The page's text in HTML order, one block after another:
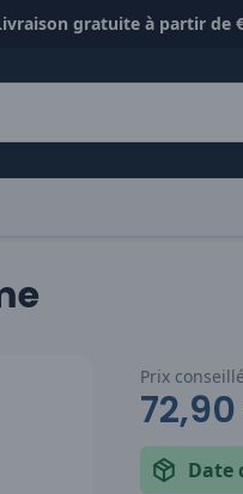
gratuite à partir de
Prix conseillé
Date